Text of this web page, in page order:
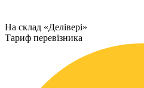
На склад «Делівері»
Тариф перевізника